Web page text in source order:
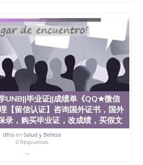
qq微信551190476澳洲读CQU中央
绩单购买学位证书/澳洲读本科硕
大学毕业证成绩单假文凭学历办
毕业证||成绩单《QQ★微信
【留信认证】咨询国外证书，国外
录，购买毕业证，改成绩，买假文
，【学历认证】咨询，国外证件遗
，学历，回国找工作买学历，网上
办理各国各大学文凭(世界名校一对
通知书，雅思St.
UNB||毕业证||成绩单《QQ★微信
【留信认证】咨询国外证书，国外
录，购买毕业证，改成绩，买假文
dfnsen Salud y Belleza
0 Respuestas
...